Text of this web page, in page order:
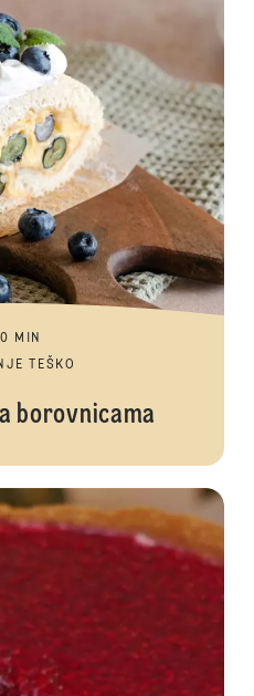
MIN
TEŠKO
borovnicama